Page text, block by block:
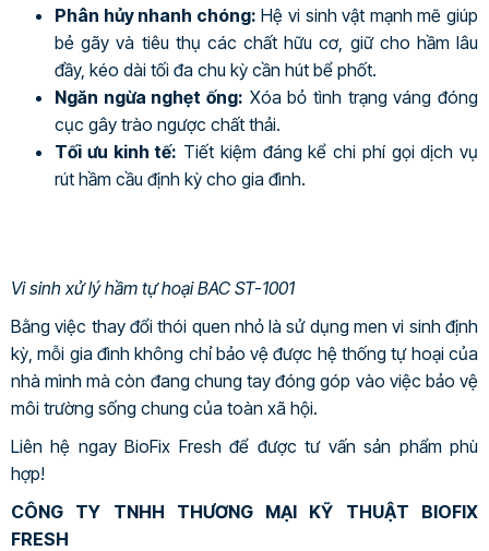
Phân hủy nhanh chóng: Hệ vi sinh vật mạnh mẽ giúp
bẻ gãy và tiêu thụ các chất hữu cơ, giữ cho hầm lâu
đầy, kéo dài tối đa chu kỳ cần hút bể phốt.
Ngăn ngừa nghẹt ống: Xóa bỏ tình trạng váng đóng
cục gây trào ngược chất thải.
Tối ưu kinh tế: Tiết kiệm đáng kể chi phí gọi dịch vụ
rút hầm cầu định kỳ cho gia đình.
Vi sinh xử lý hầm tự hoại BAC ST-1001
Bằng việc thay đổi thói quen nhỏ là sử dụng men vi sinh định
kỳ, mỗi gia đình không chỉ bảo vệ được hệ thống tự hoại của
nhà mình mà còn đang chung tay đóng góp vào việc bảo vệ
môi trường sống chung của toàn xã hội.
Liên hệ ngay BioFix Fresh để được tư vấn sản phẩm phù
hợp!
CÔNG TY TNHH THƯƠNG MẠI KỸ THUẬT BIOFIX
FRESH